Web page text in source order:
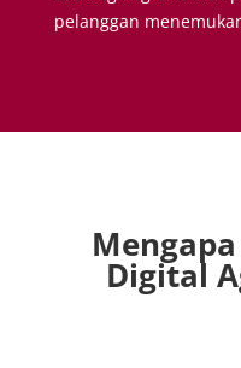
pelanggan
Digital